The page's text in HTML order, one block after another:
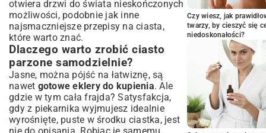
Klasyczny krem patissiere
Szybkie nadzienia owocowe i czekoladowe
Polewy i dekoracje – estetyka eklerów
Porady dotyczące przechowywania
eklerów
Świeżość na dłużej: jak przechowywać
gotowe eklery?
Podsumowanie: Twoje idealne eklery są
na wyciągnięcie ręki!
otwiera drzwi do świata nieskończonych
możliwości, podobnie jak inne
najsmaczniejsze przepisy na ciasta,
które warto znać.
Dlaczego warto zrobić ciasto
parzone samodzielnie?
Jasne, można pójść na łatwiznę, są
nawet gotowe eklery do kupienia. Ale
gdzie w tym cała frajda? Satysfakcja,
gdy z piekarnika wyjmujesz idealnie
wyrośnięte, puste w środku ciastka, jest
Czy wiesz, jak
twarzy, by cieszyć się
niedoskonałości?